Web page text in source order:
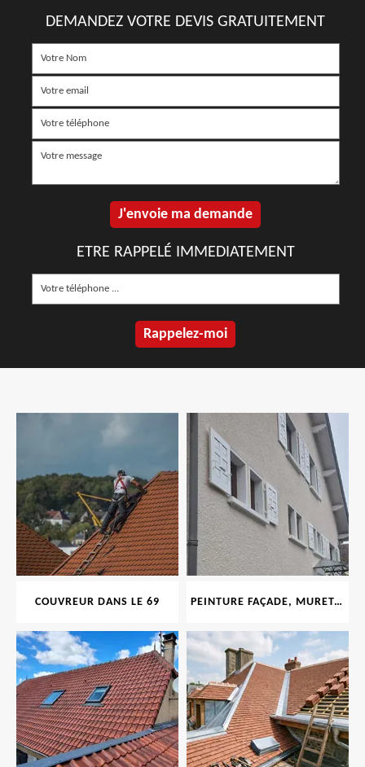
DEMANDEZ VOTRE DEVIS GRATUITEMENT
ETRE RAPPELÉ IMMEDIATEMENT
COUVREUR DANS LE 69 PEINTURE FAÇADE, MURET, TOITURE, BOISERIE, FERRONERIE, GOUTTIÈRE 69